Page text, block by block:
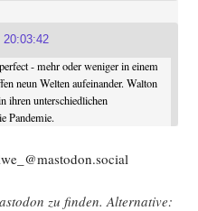
20:03:42
- mehr oder weniger in einem
neun Welten aufeinander. Walton
ihren unterschiedlichen
Pandemie.
zu fin­den. Alter­na­ti­ve: